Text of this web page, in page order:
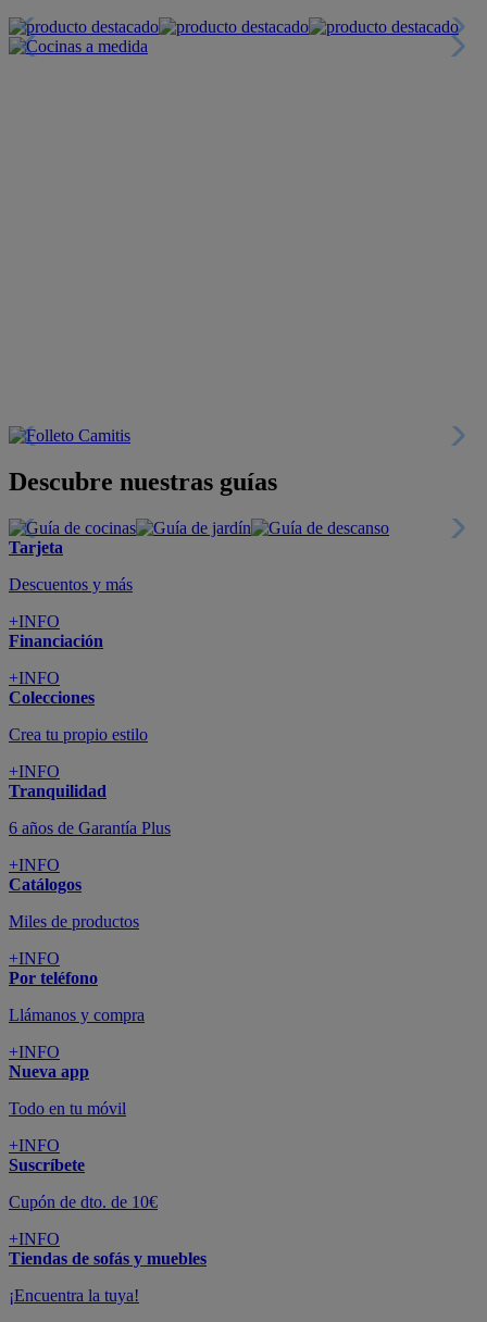
Descubre nuestras guías
Tarjeta
Descuentos y más
+INFO
Financiación
+INFO
Colecciones
Crea tu propio estilo
+INFO
Tranquilidad
6 años de Garantía Plus
+INFO
Catálogos
Miles de productos
+INFO
Por teléfono
Llámanos y compra
+INFO
Nueva app
Todo en tu móvil
+INFO
Suscríbete
Cupón de dto. de 10€
+INFO
Tiendas de sofás y muebles
¡Encuentra la tuya!